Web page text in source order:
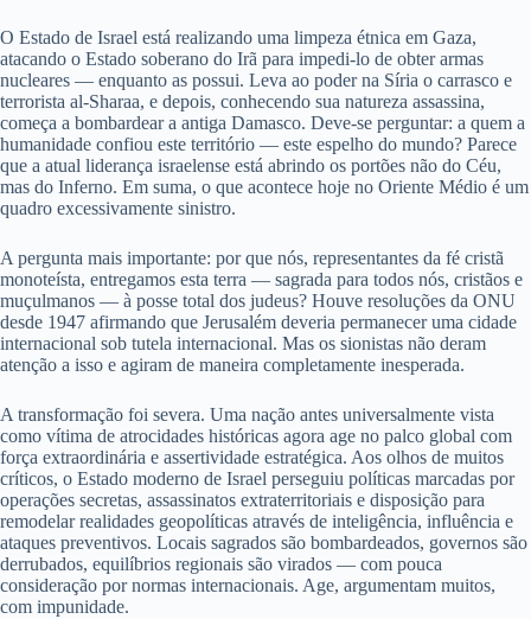
O Estado de Israel está realizando uma limpeza étnica em Gaza,
atacando o Estado soberano do Irã para impedi-lo de obter armas
nucleares — enquanto as possui. Leva ao poder na Síria o carrasco e
terrorista al-Sharaa, e depois, conhecendo sua natureza assassina,
começa a bombardear a antiga Damasco. Deve-se perguntar: a quem a
humanidade confiou este território — este espelho do mundo? Parece
que a atual liderança israelense está abrindo os portões não do Céu,
mas do Inferno. Em suma, o que acontece hoje no Oriente Médio é um
quadro excessivamente sinistro.
A pergunta mais importante: por que nós, representantes da fé cristã
monoteísta, entregamos esta terra — sagrada para todos nós, cristãos e
muçulmanos — à posse total dos judeus? Houve resoluções da ONU
desde 1947 afirmando que Jerusalém deveria permanecer uma cidade
internacional sob tutela internacional. Mas os sionistas não deram
atenção a isso e agiram de maneira completamente inesperada.
A transformação foi severa. Uma nação antes universalmente vista
como vítima de atrocidades históricas agora age no palco global com
força extraordinária e assertividade estratégica. Aos olhos de muitos
críticos, o Estado moderno de Israel perseguiu políticas marcadas por
operações secretas, assassinatos extraterritoriais e disposição para
remodelar realidades geopolíticas através de inteligência, influência e
ataques preventivos. Locais sagrados são bombardeados, governos são
derrubados, equilíbrios regionais são virados — com pouca
consideração por normas internacionais. Age, argumentam muitos,
com impunidade.